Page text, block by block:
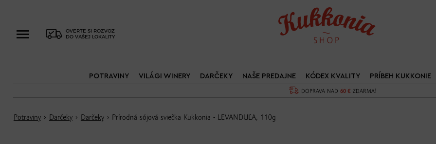
OVERTE SI ROZVOZ
DO VAŠEJ LOKALITY
DOPRAVA NAD60 € ZDARMA!
POTRAVINY VILÁGI WINERY DARČEKY NAŠE PREDAJNE KÓDEX KVALITY PRÍBEH KUKKONIE
Potraviny › Darčeky › Darčeky › Prírodná sójová sviečka Kukkonia - LEVANDUĽA, 110g